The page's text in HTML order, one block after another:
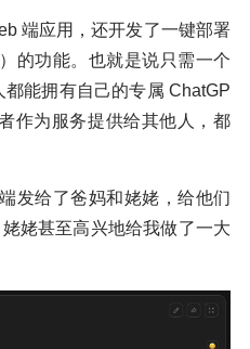
端应用，还开发了一键部署
的功能。也就是说只需一个
能拥有自己的专属 ChatGP
作为服务提供给其他人，都
发给了爸妈和姥姥，给他们
姥甚至高兴地给我做了一大